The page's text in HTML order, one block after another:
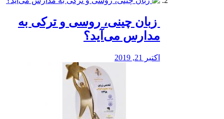
️ زبان چینی، روسی و ترکی به
مدارس می‌آید؟
اکتبر 21, 2019